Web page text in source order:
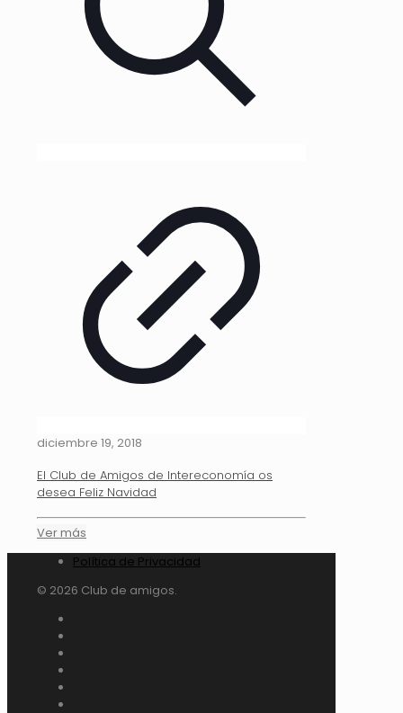
diciembre 19, 2018
El Club de Amigos de Intereconomía os
desea Feliz Navidad
Ver más
Política de Privacidad
© 2026 Club de amigos.